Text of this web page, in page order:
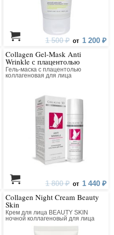
1 500 ₽ от 1 200 ₽
Collagen Gel-Mask Anti
Wrinkle с плацентолью
Гель-маска с плацентолью
коллагеновая для лица
1 800 ₽ от 1 440 ₽
Collagen Night Cream Beauty
Skin
Крем для лица BEAUTY SKIN
ночной коллагеновый для лица